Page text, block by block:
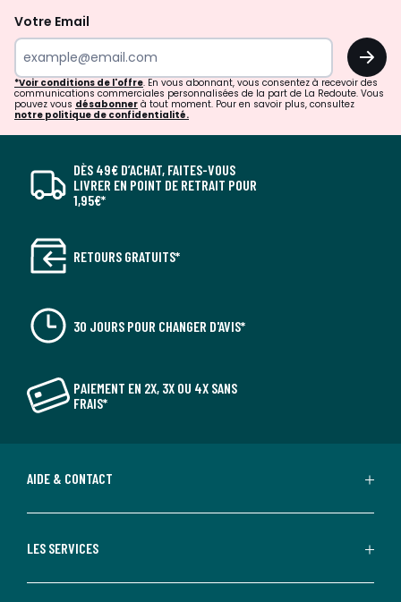
Votre Email
OK
*Voir conditions de l'offre. En vous abonnant, vous consentez à recevoir des
communications commerciales personnalisées de la part de La Redoute. Vous
pouvez vous désabonner à tout moment. Pour en savoir plus, consultez
notre politique de confidentialité.
DÈS 49€ D’ACHAT, FAITES-VOUS
LIVRER EN POINT DE RETRAIT POUR
1,95€*
RETOURS GRATUITS*
30 JOURS POUR CHANGER D'AVIS*
PAIEMENT EN 2X, 3X OU 4X SANS
FRAIS*
AIDE & CONTACT
LES SERVICES